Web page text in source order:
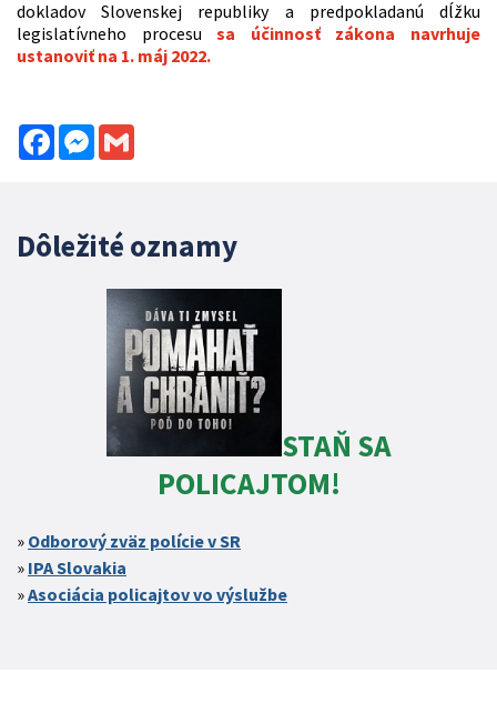
dokladov Slovenskej republiky a predpokladanú dĺžku
legislatívneho procesusa účinnosť zákona navrhuje
ustanoviť na 1. máj 2022.
FacebookMessenger
Dôležité oznamy
STAŇ SA
POLICAJTOM!
Odborový zväz polície v SR
IPA Slovakia
Asociácia policajtov vo výslužbe